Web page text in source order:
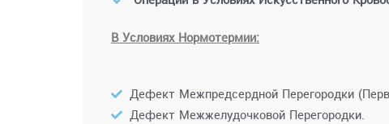
В Условиях Нормотермии:
Дефект Межпредсердной Перегородки
Дефект Межжелудочковой Перегородки.